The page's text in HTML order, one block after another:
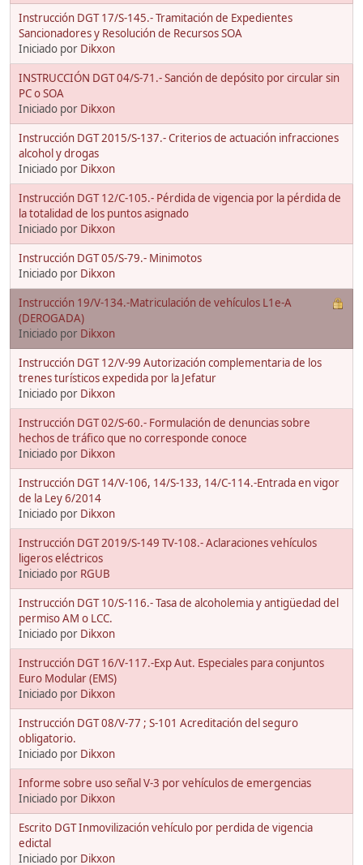
Instrucción DGT 17/S-145.- Tramitación de Expedientes
Sancionadores y Resolución de Recursos SOA
Iniciado por Dikxon
INSTRUCCIÓN DGT 04/S-71.- Sanción de depósito por circular sin
PC o SOA
Iniciado por Dikxon
Instrucción DGT 2015/S-137.- Criterios de actuación infracciones
alcohol y drogas
Iniciado por Dikxon
Instrucción DGT 12/C-105.- Pérdida de vigencia por la pérdida de
la totalidad de los puntos asignado
Iniciado por Dikxon
Instrucción DGT 05/S-79.- Minimotos
Iniciado por Dikxon
Instrucción 19/V-134.-Matriculación de vehículos L1e-A
(DEROGADA)
Iniciado por Dikxon
Instrucción DGT 12/V-99 Autorización complementaria de los
trenes turísticos expedida por la Jefatur
Iniciado por Dikxon
Instrucción DGT 02/S-60.- Formulación de denuncias sobre
hechos de tráfico que no corresponde conoce
Iniciado por Dikxon
Instrucción DGT 14/V-106, 14/S-133, 14/C-114.-Entrada en vigor
de la Ley 6/2014
Iniciado por Dikxon
Instrucción DGT 2019/S-149 TV-108.- Aclaraciones vehículos
ligeros eléctricos
Iniciado por RGUB
Instrucción DGT 10/S-116.- Tasa de alcoholemia y antigüedad del
permiso AM o LCC.
Iniciado por Dikxon
Instrucción DGT 16/V-117.-Exp Aut. Especiales para conjuntos
Euro Modular (EMS)
Iniciado por Dikxon
Instrucción DGT 08/V-77 ; S-101 Acreditación del seguro
obligatorio.
Iniciado por Dikxon
Informe sobre uso señal V-3 por vehículos de emergencias
Iniciado por Dikxon
Escrito DGT Inmovilización vehículo por perdida de vigencia
edictal
Iniciado por Dikxon